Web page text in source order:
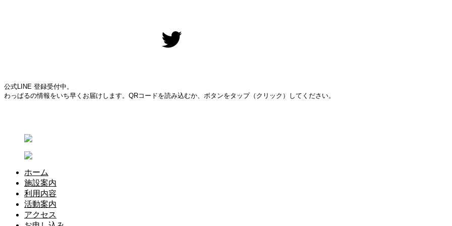
Twitter
公式LINE 登録受付中。
わっぱるの情報をいち早くお届けします。QRコードを読み込むか、ボタンをタップ（クリック）してください。
ホーム
施設案内
利用内容
活動案内
アクセス